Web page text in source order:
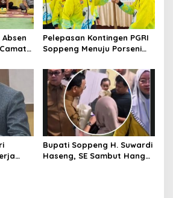
Pelepasan Kontingen PGRI
Soppeng Menuju Porseni
Sportivitas dan Harumkan
Nama Bumi Latemmamala
Bupati Soppeng H. Suwardi
Haseng, SE Sambut Hangat